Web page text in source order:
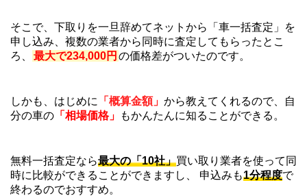
そこで、下取りを一旦辞めてネットから「車一括査定」を
申し込み、複数の業者から同時に査定してもらったとこ
ろ、
最大で234,000円 の価格差がついたのです。
しかも、はじめに 「概算金額」 から教えてくれるので、自
分の車の 「相場価格」 もかんたんに知ることができる。
無料一括査定なら最大の「10社」買い取り業者を使って同
時に比較ができることができますし、 申込みも1分程度で
終わるのでおすすめ。